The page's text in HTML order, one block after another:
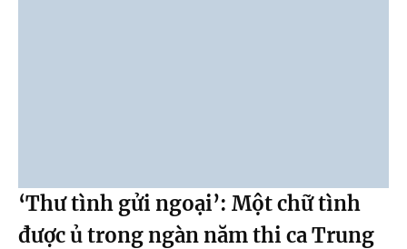
‘Thư tình gửi ngoại’: Một chữ tình
được ủ trong ngàn năm thi ca Trung